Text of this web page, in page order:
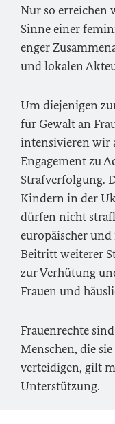
Nur so erreichen
Sinne einer
enger
und lokalen
Um diejenigen
für Gewalt an
intensivieren wir
Engagement zu
Strafverfolgung.
Kindern in der
dürfen nicht
europäischer
Beitritt weiterer
zur Verhütung
Frauen und
Frauenrechte
Menschen, die
verteidigen, gilt
Unterstützung.